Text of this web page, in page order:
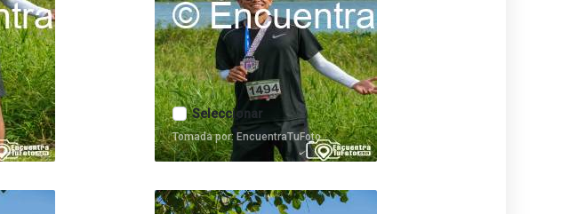
Seleccionar
Tomada por: EncuentraTuFoto